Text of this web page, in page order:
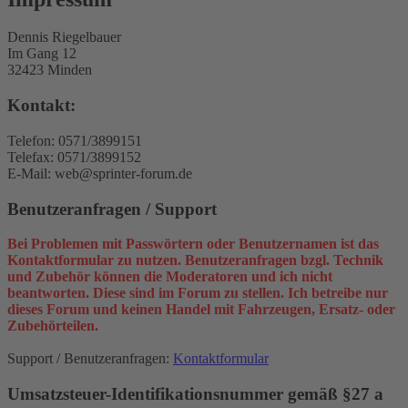
Dennis Riegelbauer
Im Gang 12
32423 Minden
Kontakt:
Telefon: 0571/3899151
Telefax: 0571/3899152
E-Mail: web@sprinter-forum.de
Benutzeranfragen / Support
Bei Problemen mit Passwörtern oder Benutzernamen ist das
Kontaktformular zu nutzen. Benutzeranfragen bzgl. Technik
und Zubehör können die Moderatoren und ich nicht
beantworten. Diese sind im Forum zu stellen. Ich betreibe nur
dieses Forum und keinen Handel mit Fahrzeugen, Ersatz- oder
Zubehörteilen.
Support / Benutzeranfragen: Kontaktformular
Umsatzsteuer-Identifikationsnummer gemäß §27 a